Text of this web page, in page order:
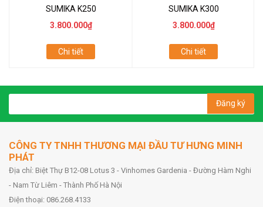
SUMIKA K250
3.800.000₫
Chi tiết
SUMIKA K300
3.800.000₫
Chi tiết
Đăng ký
CÔNG TY TNHH THƯƠNG MẠI ĐẦU TƯ HƯNG MINH
PHÁT
Địa chỉ: Biệt Thự B12-08 Lotus 3 - Vinhomes Gardenia - Đường Hàm Nghi
- Nam Từ Liêm - Thành Phố Hà Nội
Điện thoại: 086.268.4133